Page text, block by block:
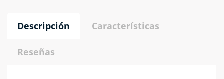
Descripción Características
Reseñas